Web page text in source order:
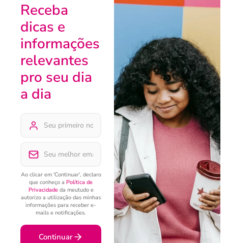
Receba
dicas e
informações
relevantes
pro seu dia
a dia
Ao clicar em 'Continuar', declaro
que conheço a Política de
Privacidadeda meutudo e
autorizo a utilização das minhas
informações para receber e-
mails e notificações.
Continuar